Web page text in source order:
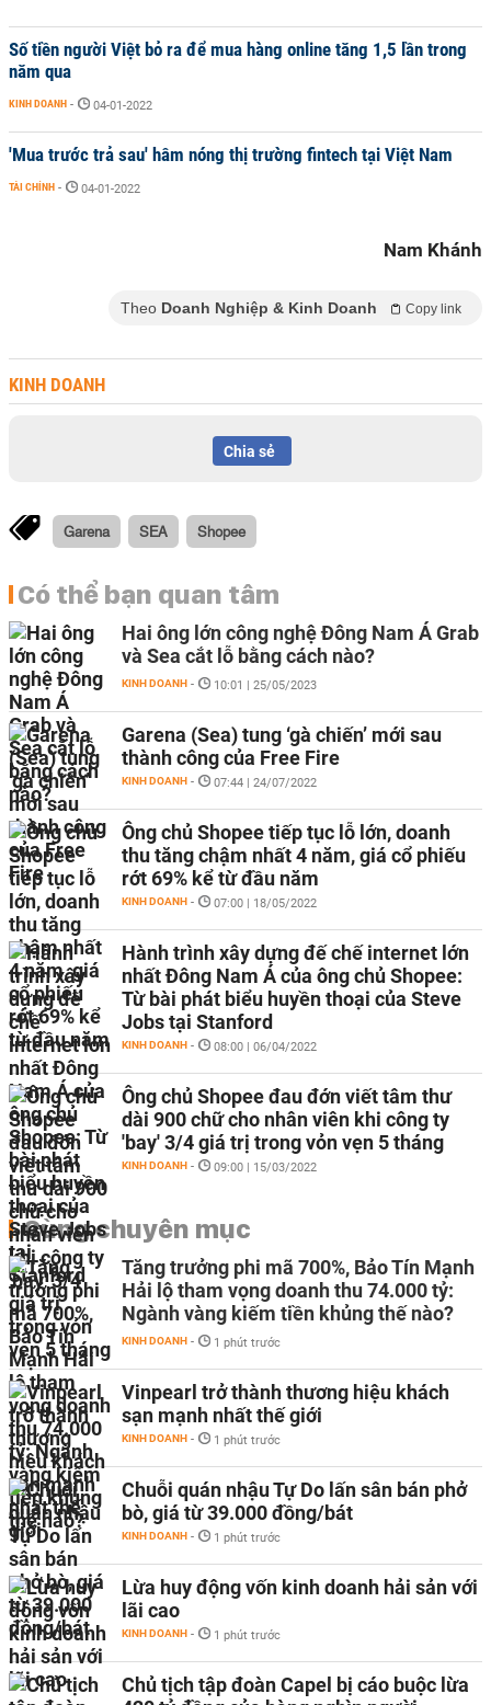
Số tiền người Việt bỏ ra để mua hàng online tăng 1,5 lần trong
năm qua
KINH DOANH - 04-01-2022
'Mua trước trả sau' hâm nóng thị trường fintech tại Việt Nam
TÀI CHÍNH - 04-01-2022
Nam Khánh
Theo Doanh Nghiệp & Kinh Doanh Copy link
KINH DOANH
Chia sẻ
Garena SEA Shopee
Có thể bạn quan tâm
Hai ông lớn công nghệ Đông Nam Á Grab
và Sea cắt lỗ bằng cách nào?
KINH DOANH - 10:01 | 25/05/2023
Garena (Sea) tung ‘gà chiến’ mới sau
thành công của Free Fire
KINH DOANH - 07:44 | 24/07/2022
Ông chủ Shopee tiếp tục lỗ lớn, doanh
thu tăng chậm nhất 4 năm, giá cổ phiếu
rớt 69% kể từ đầu năm
KINH DOANH - 07:00 | 18/05/2022
Hành trình xây dựng đế chế internet lớn
nhất Đông Nam Á của ông chủ Shopee:
Từ bài phát biểu huyền thoại của Steve
Jobs tại Stanford
KINH DOANH - 08:00 | 06/04/2022
Ông chủ Shopee đau đớn viết tâm thư
dài 900 chữ cho nhân viên khi công ty
'bay' 3/4 giá trị trong vỏn vẹn 5 tháng
KINH DOANH - 09:00 | 15/03/2022
Cùng chuyên mục
Tăng trưởng phi mã 700%, Bảo Tín Mạnh
Hải lộ tham vọng doanh thu 74.000 tỷ:
Ngành vàng kiếm tiền khủng thế nào?
KINH DOANH - 1 phút trước
Vinpearl trở thành thương hiệu khách
sạn mạnh nhất thế giới
KINH DOANH - 1 phút trước
Chuỗi quán nhậu Tự Do lấn sân bán phở
bò, giá từ 39.000 đồng/bát
KINH DOANH - 1 phút trước
Lừa huy động vốn kinh doanh hải sản với
lãi cao
KINH DOANH - 1 phút trước
Chủ tịch tập đoàn Capel bị cáo buộc lừa